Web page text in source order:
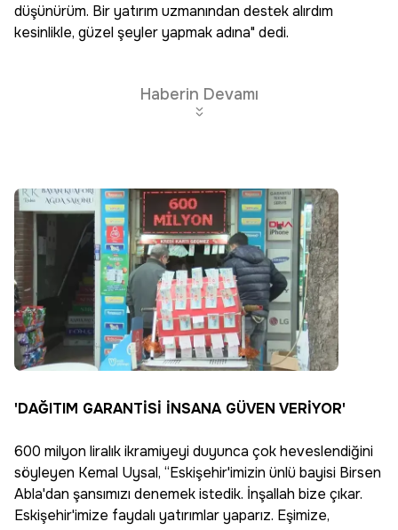
düşünürüm. Bir yatırım uzmanından destek alırdım
kesinlikle, güzel şeyler yapmak adına" dedi.
Haberin Devamı
'DAĞITIM GARANTİSİ İNSANA GÜVEN VERİYOR'
600 milyon liralık ikramiyeyi duyunca çok heveslendiğini
söyleyen Kemal Uysal, “Eskişehir'imizin ünlü bayisi Birsen
Abla'dan şansımızı denemek istedik. İnşallah bize çıkar.
Eskişehir'imize faydalı yatırımlar yaparız. Eşimize,